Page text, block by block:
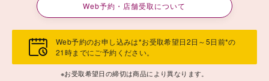
Web予約・店舗受取について
Web予約のお申し込みは*お受取希望日2日～5日前*の
21時までにご予約ください。
※お受取希望日の締切は商品により異なります。